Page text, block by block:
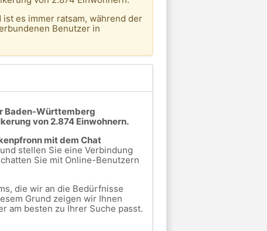
es immer ratsam, während der
Benutzer in
Baden-Württemberg
von 2.874 Einwohnern.
mit dem Chat
stellen Sie eine Verbindung
Sie mit Online-Benutzern
die wir an die Bedürfnisse
Grund zeigen wir Ihnen
am besten zu Ihrer Suche passt.